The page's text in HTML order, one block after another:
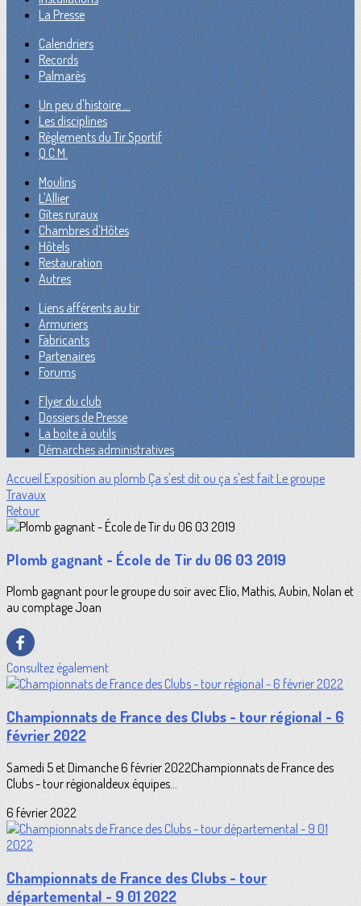
La Presse
Calendriers
Records
Palmarès
Un peu d'histoire ...
Les disciplines
Règlements du Tir Sportif
Q.C.M.
Moulins
L'Allier
Gîtes ruraux
Chambres d'Hôtes
Hôtels
Restauration
Autres
Liens afférents au tir
Armuriers
Fabricants
Partenaires
Forums
Flyer du club
Dossiers de Presse
La boite à outils
Démarches administratives
Accueil Exposition au plomb Ça s'est dit ou ça s'est fait Le groupe
Travaux
Retour
Plomb gagnant - École de Tir du 06 03 2019
Plomb gagnant pour le groupe du soir avec Elio, Mathis, Aubin, Nolan et
au comptage Joan
Consultez également
Championnats de France des Clubs - tour régional - 6
février 2022
Samedi 5 et Dimanche 6 février 2022Championnats de France des
Clubs - tour régionaldeux équipes...
6 février 2022
Championnats de France des Clubs - tour
départemental - 9 01 2022